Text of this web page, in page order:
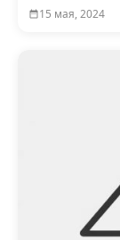
15 мая, 2024